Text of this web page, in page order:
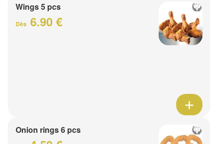
Wings 5 pcs
Dès 6.90 €
Onion rings 6 pcs